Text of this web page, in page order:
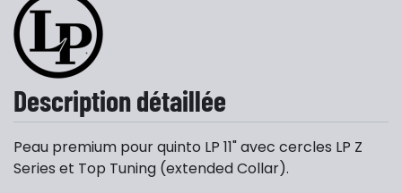
Description détaillée
Peau premium pour quinto LP 11" avec cercles LP Z
Series et Top Tuning (extended Collar).